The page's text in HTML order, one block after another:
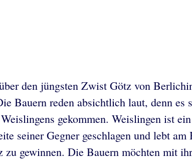
den jüngsten Zwist Götz von
Bauern reden absichtlich laut, denn es
gekommen. Weislingen ist
seiner Gegner geschlagen und lebt
gewinnen. Die Bauern möchten mit